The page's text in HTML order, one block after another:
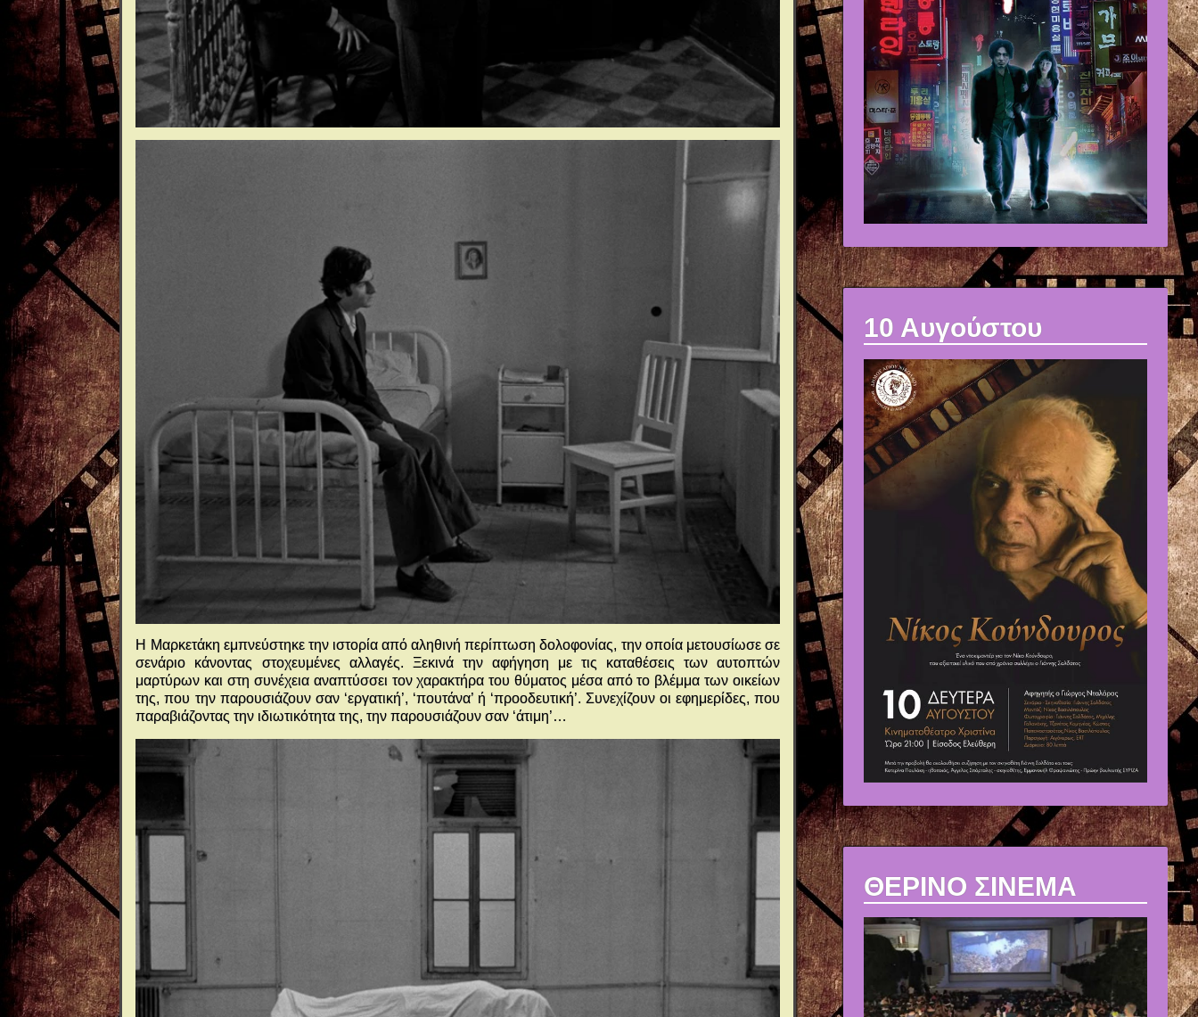
Η Μαρκετάκη εμπνεύστηκε την ιστορία από αληθινή περίπτωση δολοφονίας, την οποία μετουσίωσε σε
σενάριο κάνοντας στοχευμένες αλλαγές. Ξεκινά την αφήγηση με τις καταθέσεις των αυτοπτών
μαρτύρων και στη συνέχεια αναπτύσσει τον χαρακτήρα του θύματος μέσα από το βλέμμα των οικείων
της, που την παρουσιάζουν σαν ‘εργατική’, ‘πουτάνα’ ή ‘προοδευτική’. Συνεχίζουν οι εφημερίδες, που
παραβιάζοντας την ιδιωτικότητα της, την παρουσιάζουν σαν ‘άτιμη’…
10 Αυγούστου
ΘΕΡΙΝΟ ΣΙΝΕΜΑ